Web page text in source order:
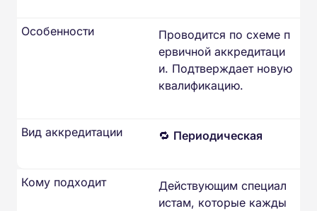
Проводится по схеме п
ервичной аккредитаци
и. Подтверждает новую
квалификацию.
Особенности
🔁 Периодическая
Вид аккредитации
Действующим специал
истам, которые кажды
Кому подходит